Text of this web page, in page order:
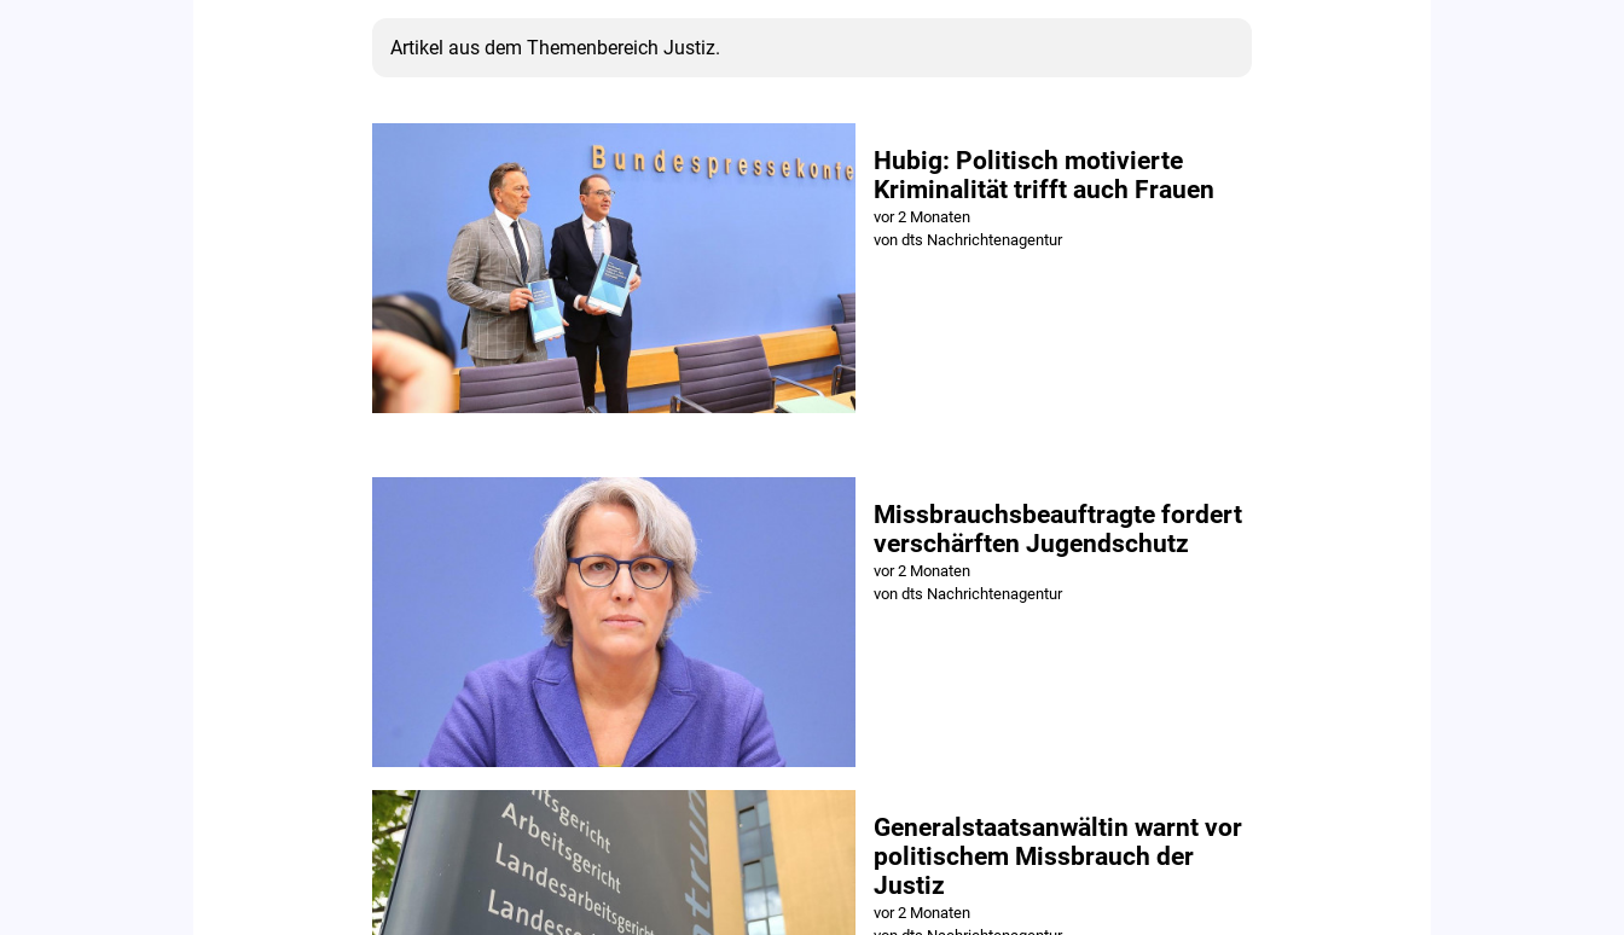
Artikel aus dem Themenbereich Justiz.
Hubig: Politisch motivierte
Kriminalität trifft auch Frauen
vor 2 Monaten
von dts Nachrichtenagentur
Missbrauchsbeauftragte fordert
verschärften Jugendschutz
vor 2 Monaten
von dts Nachrichtenagentur
Generalstaatsanwältin warnt vor
politischem Missbrauch der
Justiz
vor 2 Monaten